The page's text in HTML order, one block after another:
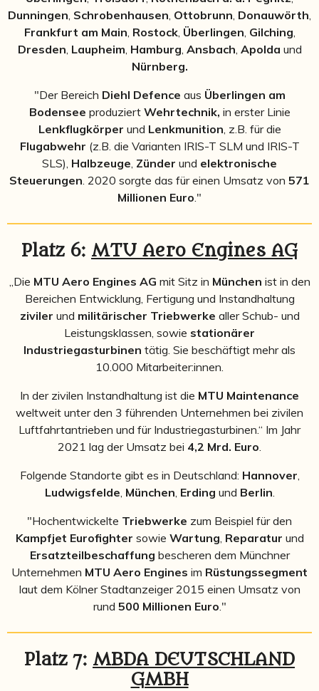
Dunningen Schrobenhausen Ottobrunn Donauwörth
Frankfurt am Main Rostock, Überlingen Gilching
Dresden Laupheim Hamburg Ansbach Apolda und
Nürnberg.
"Der Bereich Diehl Defence aus Überlingen am
Bodensee produziert Wehrtechnik, in erster Linie
Lenkflugkörper und Lenkmunition , z.B. für die
Flugabwehr (z.B. die Varianten IRIS-T SLM und IRIS-T
SLS), Halbzeuge Zünder und elektronische
Steuerungen . 2020 sorgte das für einen Umsatz von 571
Millionen Euro ."
Platz 6: MTU Aero Engines AG
„Die MTU Aero Engines AG mit Sitz in München ist in den
Bereichen Entwicklung, Fertigung und Instandhaltung
ziviler und militärischer Triebwerke aller Schub- und
Leistungsklassen, sowie stationärer
Industriegasturbinen tätig. Sie beschäftigt mehr als
10.000 Mitarbeiter:innen.
In der zivilen Instandhaltung ist die MTU Maintenance
weltweit unter den 3 führenden Unternehmen bei zivilen
Luftfahrtantrieben und für Industriegasturbinen.“ Im Jahr
2021 lag der Umsatz bei 4,2 Mrd. Euro
Folgende Standorte gibt es in Deutschland: Hannover
Ludwigsfelde München Erding und Berlin
"Hochentwickelte Triebwerke zum Beispiel für den
Kampfjet Eurofighter sowie Wartung Reparatur und
Ersatzteilbeschaffung bescheren dem Münchner
Unternehmen MTU Aero Engines im Rüstungssegment
laut dem Kölner Stadtanzeiger 2015 einen Umsatz von
rund 500 Millionen Euro ."
Platz 7: MBDA DEUTSCHLAND
GMBH